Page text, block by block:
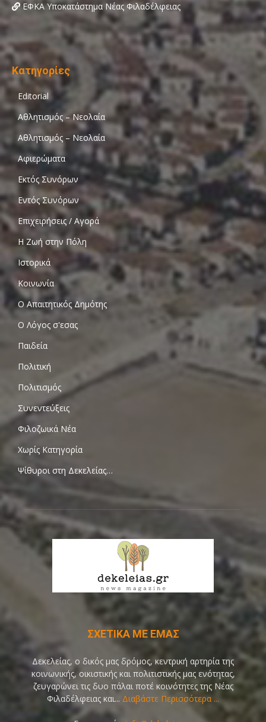
ΕΦΚΑ Υποκατάστημα Νέας Φιλαδέλφειας
Κατηγορίες
Editorial
Αθλητισμός – Νεολαία
Αθλητισμός – Νεολαία
Αφιερώματα
Εκτός Συνόρων
Εντός Συνόρων
Επιχειρήσεις / Αγορά
Η Ζωή στην Πόλη
Ιστορικά
Κοινωνία
Ο Απαιτητικός Δημότης
Ο Λόγος σ'εσας
Παιδεία
Πολιτική
Πολιτισμός
Συνεντεύξεις
Φιλοζωικά Νέα
Χωρίς Κατηγορία
Ψίθυροι στη Δεκελείας…
ΣΧΕΤΙΚΑ ΜΕ ΕΜΑΣ
Δεκελείας, ο δικός μας δρόμος, κεντρική αρτηρία της
κοινωνικής, οικιστικής και πολιτιστικής μας ενότητας,
ζευγαρώνει τις δυο πάλαι ποτέ κοινότητες της Νέας
Φιλαδέλφειας και... Διαβάστε Περισσότερα ...